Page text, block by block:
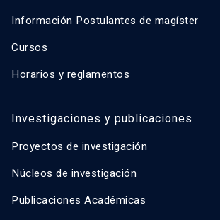
Información Postulantes de magíster
Cursos
Horarios y reglamentos
Investigaciones y publicaciones
Proyectos de investigación
Núcleos de investigación
Publicaciones Académicas